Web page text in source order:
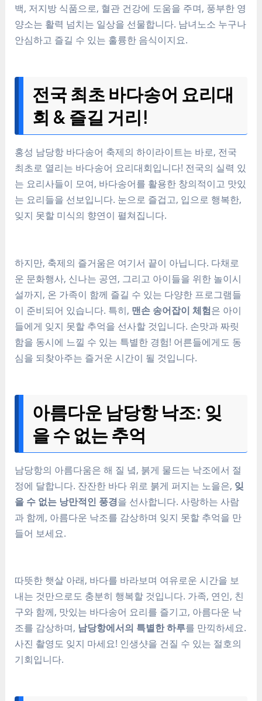
백, 저지방 식품으로, 혈관 건강에 도움을 주며, 풍부한 영
양소는 활력 넘치는 일상을 선물합니다. 남녀노소 누구나
안심하고 즐길 수 있는 훌륭한 음식이지요.
전국 최초 바다송어 요리대
회 & 즐길 거리!
홍성 남당항 바다송어 축제의 하이라이트는 바로, 전국
최초로 열리는 바다송어 요리대회입니다! 전국의 실력 있
는 요리사들이 모여, 바다송어를 활용한 창의적이고 맛있
는 요리들을 선보입니다. 눈으로 즐겁고, 입으로 행복한,
잊지 못할 미식의 향연이 펼쳐집니다.
하지만, 축제의 즐거움은 여기서 끝이 아닙니다. 다채로
운 문화행사, 신나는 공연, 그리고 아이들을 위한 놀이시
설까지, 온 가족이 함께 즐길 수 있는 다양한 프로그램들
이 준비되어 있습니다. 특히, 맨손 송어잡이 체험은 아이
들에게 잊지 못할 추억을 선사할 것입니다. 손맛과 짜릿
함을 동시에 느낄 수 있는 특별한 경험! 어른들에게도 동
심을 되찾아주는 즐거운 시간이 될 것입니다.
아름다운 남당항 낙조: 잊
을 수 없는 추억
남당항의 아름다움은 해 질 녘, 붉게 물드는 낙조에서 절
정에 달합니다. 잔잔한 바다 위로 붉게 퍼지는 노을은, 잊
을 수 없는 낭만적인 풍경을 선사합니다. 사랑하는 사람
과 함께, 아름다운 낙조를 감상하며 잊지 못할 추억을 만
들어 보세요.
따뜻한 햇살 아래, 바다를 바라보며 여유로운 시간을 보
내는 것만으로도 충분히 행복할 것입니다. 가족, 연인, 친
구와 함께, 맛있는 바다송어 요리를 즐기고, 아름다운 낙
조를 감상하며, 남당항에서의 특별한 하루를 만끽하세요.
사진 촬영도 잊지 마세요! 인생샷을 건질 수 있는 절호의
기회입니다.